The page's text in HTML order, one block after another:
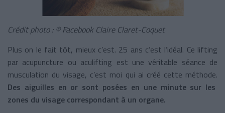
Crédit photo : © Facebook Claire Claret-Coquet
Plus on le fait tôt, mieux c’est. 25 ans c’est l’idéal. Ce lifting
par acupuncture ou aculifting est une véritable séance de
musculation du visage, c’est moi qui ai créé cette méthode.
Des aiguilles en or sont posées en une minute sur les
zones du visage correspondant à un organe.